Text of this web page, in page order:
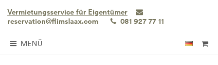
Vermietungsservice für Eigentümer
reservation@flimslaax.com
081 927 77 11
MENÜ